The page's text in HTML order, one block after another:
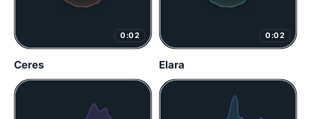
0:02
Ceres
0:02
Elara